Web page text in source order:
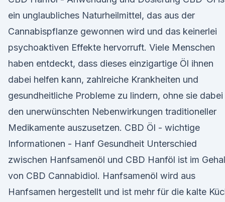
ein unglaubliches Naturheilmittel, das aus der
Cannabispflanze gewonnen wird und das keinerlei
psychoaktiven Effekte hervorruft. Viele Menschen
haben entdeckt, dass dieses einzigartige Öl ihnen
dabei helfen kann, zahlreiche Krankheiten und
gesundheitliche Probleme zu lindern, ohne sie dabei
den unerwünschten Nebenwirkungen traditioneller
Medikamente auszusetzen. CBD Öl - wichtige
Informationen - Hanf Gesundheit Unterschied
zwischen Hanfsamenöl und CBD Hanföl ist im
von CBD Cannabidiol. Hanfsamenöl wird aus
Hanfsamen hergestellt und ist mehr für die kalte